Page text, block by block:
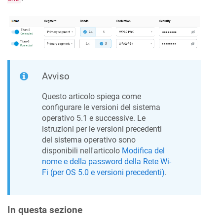
Avviso
Questo articolo spiega come
configurare le versioni del sistema
operativo 5.1 e successive. Le
istruzioni per le versioni precedenti
del sistema operativo sono
disponibili nell'articolo Modifica del
nome e della password della Rete Wi-
Fi (per OS 5.0 e versioni precedenti).
In questa sezione